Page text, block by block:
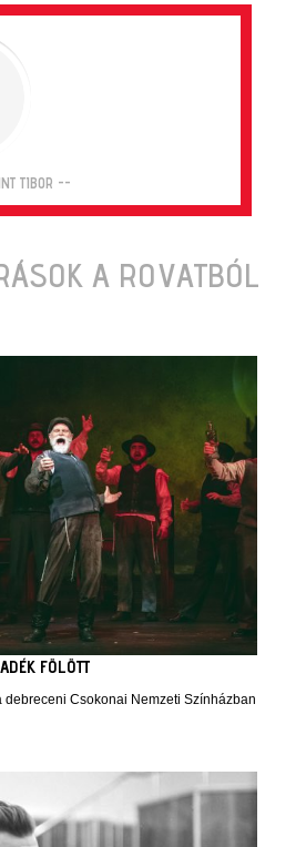
TIBOR --
A ROVATBÓL
FÖLÖTT
debreceni Csokonai Nemzeti Színházban